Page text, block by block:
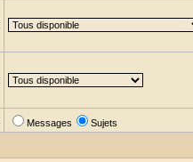
Messages Sujets